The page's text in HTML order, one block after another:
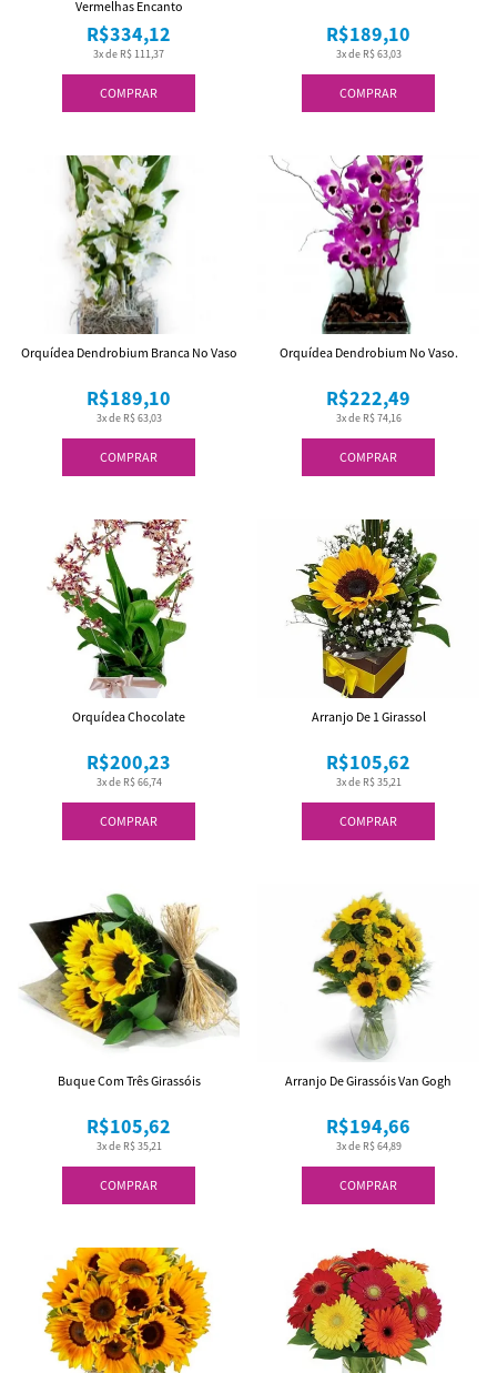
COMPRAR
3x de R$ 111,37
R$334,12
Vermelhas Encanto
COMPRAR
3x de R$ 63,03
R$189,10
COMPRAR
3x de R$ 63,03
R$189,10
Orquídea Dendrobium Branca No Vaso
COMPRAR
3x de R$ 74,16
R$222,49
Orquídea Dendrobium No Vaso.
COMPRAR
3x de R$ 66,74
R$200,23
Orquídea Chocolate
COMPRAR
3x de R$ 35,21
R$105,62
Arranjo De 1 Girassol
COMPRAR
3x de R$ 35,21
R$105,62
Buque Com Três Girassóis
COMPRAR
3x de R$ 64,89
R$194,66
Arranjo De Girassóis Van Gogh